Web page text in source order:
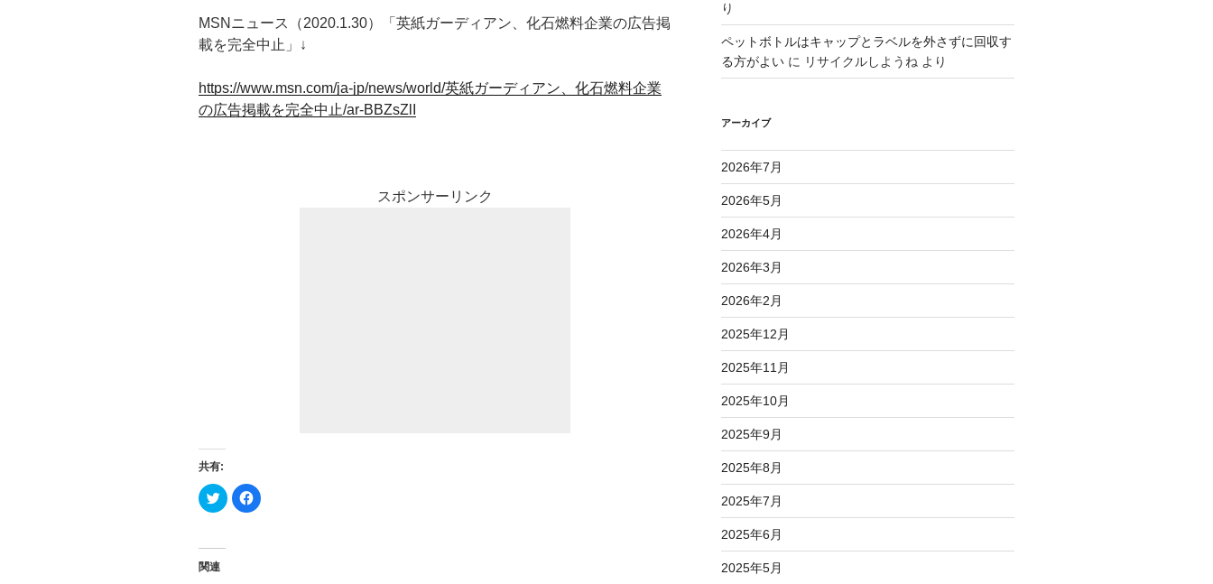
MSNニュース（2020.1.30）「英紙ガーディアン、化石燃料企業の広告掲
載を完全中止」↓
https://www.msn.com/ja-jp/news/world/英紙ガーディアン、化石燃料企業
の広告掲載を完全中止/ar-BBZsZlI
スポンサーリンク
共有:
ク
リ
て
F
a
関連
り
ペットボトルはキャップとラベルを外さずに回収す
る方がよいに リサイクルしようねより
アーカイブ
2026年7月
2026年5月
2026年4月
2026年3月
2026年2月
2025年12月
2025年11月
2025年10月
2025年9月
2025年8月
2025年7月
2025年6月
2025年5月